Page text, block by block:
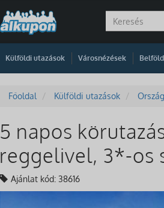
Külföldi utazások Városnézések Belföld
Főoldal Külföldi utazások Ország
5 napos
reggelivel, 3*-os
Ajánlat kód: 38616